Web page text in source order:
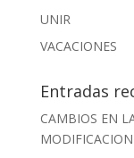
UNIR
VACACIONES
Entradas
CAMBIOS EN